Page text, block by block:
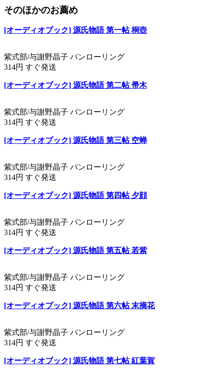
そのほかのお薦め
[オーディオブック] 源氏物語 第一帖 桐壺
紫式部/与謝野晶子 パンローリング
314円 すぐ発送
[オーディオブック] 源氏物語 第二帖 帚木
紫式部/与謝野晶子 パンローリング
314円 すぐ発送
[オーディオブック] 源氏物語 第三帖 空蝉
紫式部/与謝野晶子 パンローリング
314円 すぐ発送
[オーディオブック] 源氏物語 第四帖 夕顔
紫式部/与謝野晶子 パンローリング
314円 すぐ発送
[オーディオブック] 源氏物語 第五帖 若紫
紫式部/与謝野晶子 パンローリング
314円 すぐ発送
[オーディオブック] 源氏物語 第六帖 末摘花
紫式部/与謝野晶子 パンローリング
314円 すぐ発送
[オーディオブック] 源氏物語 第七帖 紅葉賀